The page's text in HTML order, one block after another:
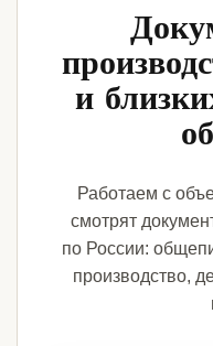
и
Работаем с
смотрят
по России:
производство,